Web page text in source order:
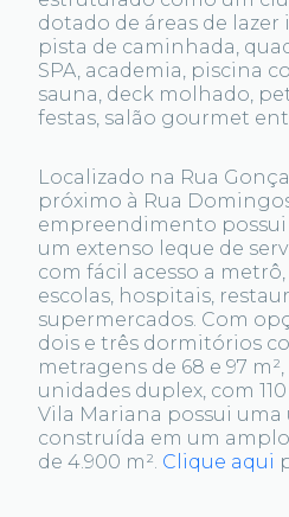
dotado de áreas de
pista de caminhada,
SPA, academia, piscina
sauna, deck molhado,
festas, salão gourmet
Localizado na Rua
próximo à Rua
empreendimento possui
um extenso leque de
com fácil acesso a
escolas, hospitais,
supermercados. Com
dois e três dormitórios
metragens de 68 e 97
unidades duplex, com
Vila Mariana possui uma
construída em um
de 4.900 m². Clique aqui